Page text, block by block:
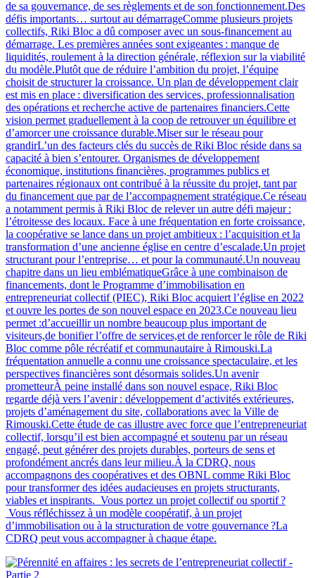
de sa gouvernance, de ses règlements et de son fonctionnement.Des
défis importants… surtout au démarrageComme plusieurs projets
collectifs, Riki Bloc a dû composer avec un sous-financement au
démarrage. Les premières années sont exigeantes : manque de
liquidités, roulement à la direction générale, réflexion sur la viabilité
du modèle.Plutôt que de réduire l’ambition du projet, l’équipe
choisit de structurer la croissance. Un plan de développement clair
est mis en place : diversification des services, professionnalisation
des opérations et recherche active de partenaires financiers.Cette
vision permet graduellement à la coop de retrouver un équilibre et
d’amorcer une croissance durable.Miser sur le réseau pour
grandirL’un des facteurs clés du succès de Riki Bloc réside dans sa
capacité à bien s’entourer. Organismes de développement
économique, institutions financières, programmes publics et
partenaires régionaux ont contribué à la réussite du projet, tant par
du financement que par de l’accompagnement stratégique.Ce réseau
a notamment permis à Riki Bloc de relever un autre défi majeur :
l’étroitesse des locaux. Face à une fréquentation en forte croissance,
la coopérative se lance dans un projet ambitieux : l’acquisition et la
transformation d’une ancienne église en centre d’escalade.Un projet
structurant pour l’entreprise… et pour la communauté.Un nouveau
chapitre dans un lieu emblématiqueGrâce à une combinaison de
financements, dont le Programme d’immobilisation en
entrepreneuriat collectif (PIEC), Riki Bloc acquiert l’église en 2022
et ouvre les portes de son nouvel espace en 2023.Ce nouveau lieu
permet :d’accueillir un nombre beaucoup plus important de
visiteurs,de bonifier l’offre de services,et de renforcer le rôle de Riki
Bloc comme pôle récréatif et communautaire à Rimouski.La
fréquentation annuelle a connu une croissance spectaculaire, et les
perspectives financières sont désormais solides.Un avenir
prometteurÀ peine installé dans son nouvel espace, Riki Bloc
regarde déjà vers l’avenir : développement d’activités extérieures,
projets d’aménagement du site, collaborations avec la Ville de
Rimouski.Cette étude de cas illustre avec force que l’entrepreneuriat
collectif, lorsqu’il est bien accompagné et soutenu par un réseau
engagé, peut générer des projets durables, porteurs de sens et
profondément ancrés dans leur milieu.À la CDRQ, nous
accompagnons des coopératives et des OBNL comme Riki Bloc
pour transformer des idées audacieuses en projets structurants,
viables et inspirants. Vous portez un projet collectif ou sportif ?
Vous réfléchissez à un modèle coopératif, à un projet
d’immobilisation ou à la structuration de votre gouvernance ?La
CDRQ peut vous accompagner à chaque étape.